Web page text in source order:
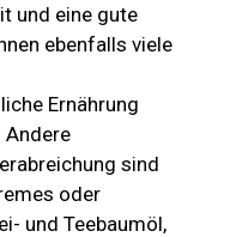
und eine gute
ebenfalls viele
Ernährung
Andere
sind
oder
und Teebaumöl,